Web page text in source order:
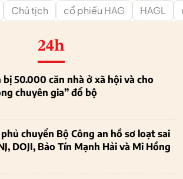
Chủ tịch cổ phiếu HAG HAGL
24h
bị 50.000 căn nhà ở xã hội và cho
chuyên gia” đổ bộ
chuyển Bộ Công an hồ sơ loạt sai
DOJI, Bảo Tín Mạnh Hải và Mi Hồng